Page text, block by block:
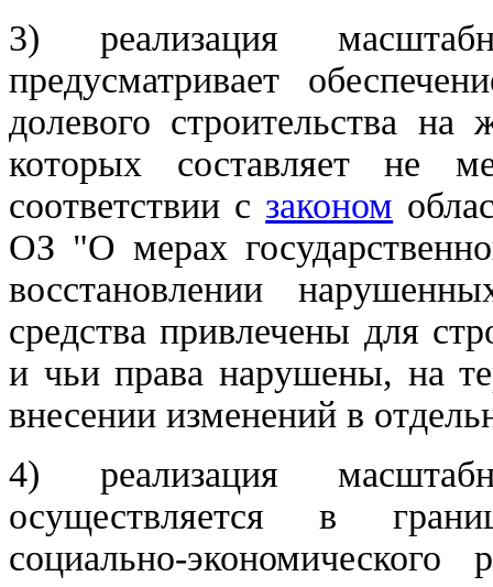
3) реализация
предусматривает
долевого строительства
которых составляет не
соответствии с законом
ОЗ "О мерах
восстановлении
средства привлечены для
и чьи права нарушены, на
внесении изменений в
4) реализация
осуществляется в
социально-